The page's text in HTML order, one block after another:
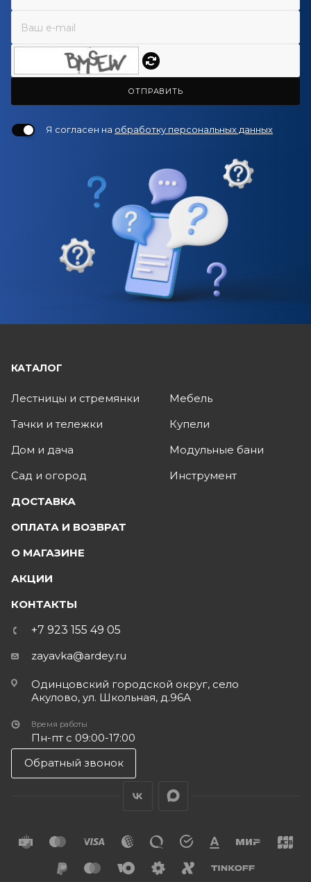
ОТПРАВИТЬ
Я согласен на обработку персональных данных
КАТАЛОГ
Лестницы и стремянки
Тачки и тележки
Дом и дача
Сад и огород
Мебель
Купели
Модульные бани
Инструмент
ДОСТАВКА
ОПЛАТА И ВОЗВРАТ
О МАГАЗИНЕ
АКЦИИ
КОНТАКТЫ
+7 923 155 49 05
zayavka@ardey.ru
Одинцовский городской округ, село
Акулово, ул. Школьная, д.96А
Время работы
Пн-пт с 09:00-17:00
Обратный звонок